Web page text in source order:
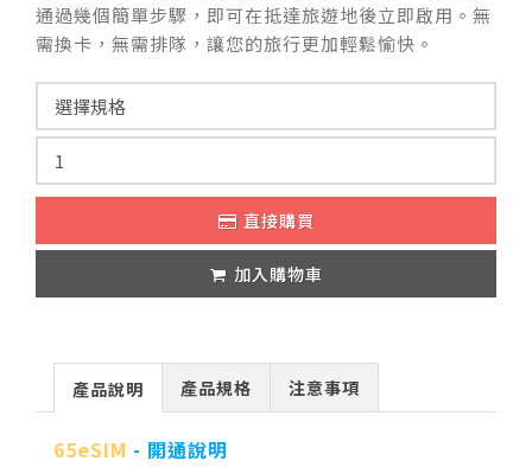
通過幾個簡單步驟，即可在抵達旅遊地後立即啟用。無
需換卡，無需排隊，讓您的旅行更加輕鬆愉快。
直接購買
加入購物車
產品說明 產品規格 注意事項
65eSIM - 開通說明